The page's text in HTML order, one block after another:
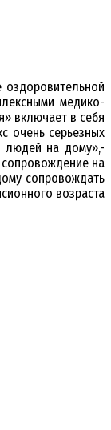
медико-
включает в себя
очень серьезных
людей на дому»,-
на
сопровождать
возраста